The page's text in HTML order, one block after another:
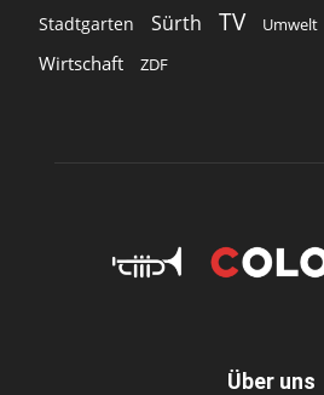
Stadtgarten Sürth TV Umwelt
Wirtschaft ZDF
Über uns